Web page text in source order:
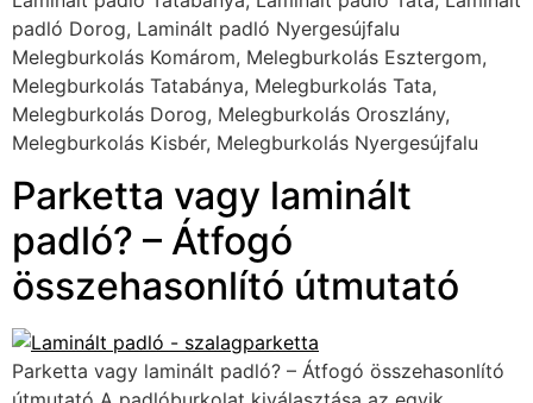
padló Dorog, Laminált padló Nyergesújfalu
Melegburkolás Komárom, Melegburkolás Esztergom,
Melegburkolás Tatabánya, Melegburkolás Tata,
Melegburkolás Dorog, Melegburkolás Oroszlány,
Melegburkolás Kisbér, Melegburkolás Nyergesújfalu
Parketta vagy laminált
padló? – Átfogó
összehasonlító útmutató
Parketta vagy laminált padló? – Átfogó összehasonlító